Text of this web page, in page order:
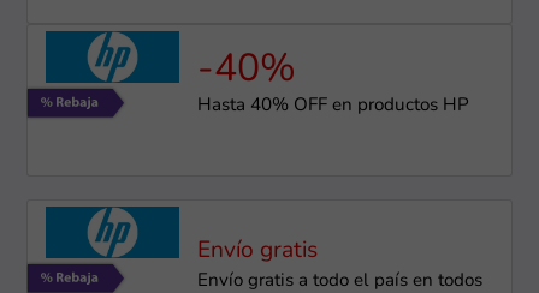
-40%
Hasta 40% OFF en productos HP
Envío gratis
Envío gratis a todo el país en todos